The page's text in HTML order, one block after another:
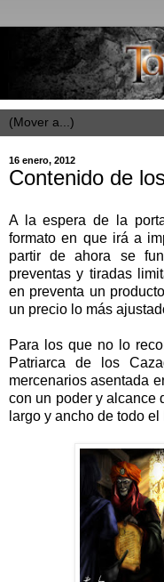
16 enero, 2012
Contenido de
A la espera de la
formato en que irá a
partir de ahora se
preventas y tiradas
en preventa un
un precio lo más
Para los que no lo
Patriarca de los
mercenarios asentada
con un poder y alcance
largo y ancho de todo el